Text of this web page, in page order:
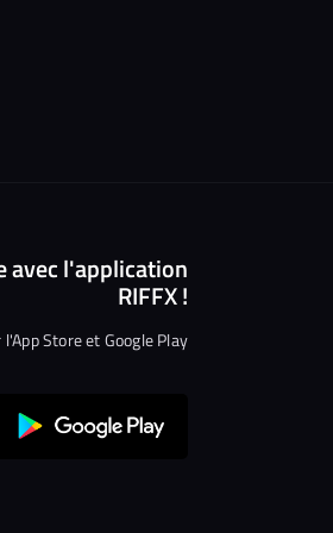
avec l'application
RIFFX !
Store et Google Play